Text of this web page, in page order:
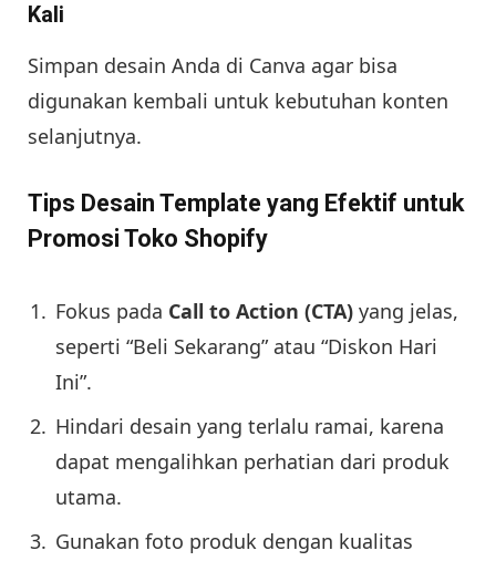
Kali
Simpan desain Anda di Canva agar bisa
digunakan kembali untuk kebutuhan konten
selanjutnya.
Tips Desain Template yang Efektif untuk
Promosi Toko Shopify
Fokus pada Call to Action (CTA) yang jelas,
seperti “Beli Sekarang” atau “Diskon Hari
Ini”.
Hindari desain yang terlalu ramai, karena
dapat mengalihkan perhatian dari produk
utama.
Gunakan foto produk dengan kualitas